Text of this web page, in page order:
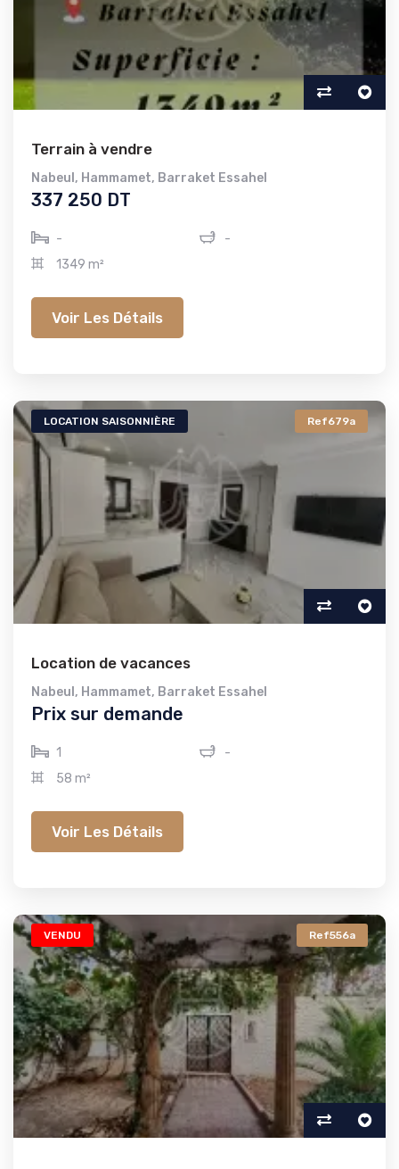
Terrain à vendre
Nabeul , Hammamet, Barraket Essahel
337 250 DT
-
-
1349 m²
Voir Les Détails
LOCATION SAISONNIÈRE Ref679a
Location de vacances
Nabeul , Hammamet, Barraket Essahel
Prix sur demande
1
-
58 m²
Voir Les Détails
VENDU Ref556a